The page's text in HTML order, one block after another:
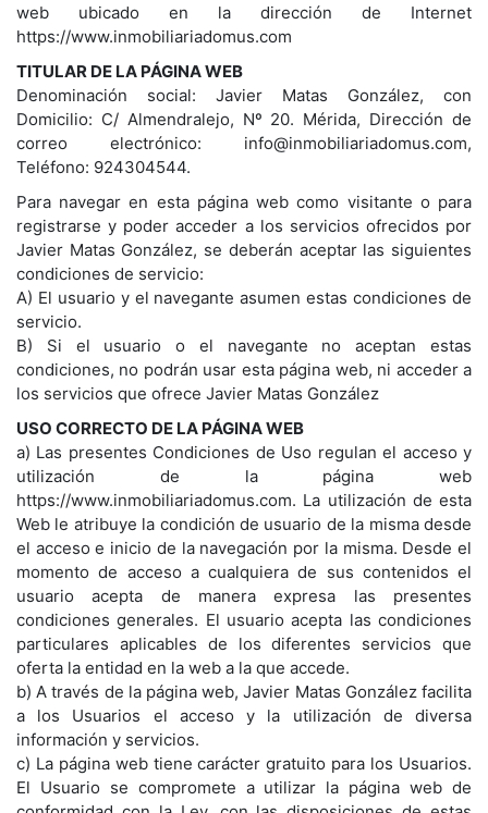
web ubicado en la dirección de Internet
https://www.inmobiliariadomus.com
TITULAR DE LA PÁGINA WEB
Denominación social: Javier Matas González, con
Domicilio: C/ Almendralejo, Nº 20. Mérida, Dirección de
correo electrónico: info@inmobiliariadomus.com,
Teléfono: 924304544.
Para navegar en esta página web como visitante o para
registrarse y poder acceder a los servicios ofrecidos por
Javier Matas González, se deberán aceptar las siguientes
condiciones de servicio:
A) El usuario y el navegante asumen estas condiciones de
servicio.
B) Si el usuario o el navegante no aceptan estas
condiciones, no podrán usar esta página web, ni acceder a
los servicios que ofrece Javier Matas González
USO CORRECTO DE LA PÁGINA WEB
a) Las presentes Condiciones de Uso regulan el acceso y
utilización de la página web
https://www.inmobiliariadomus.com. La utilización de esta
Web le atribuye la condición de usuario de la misma desde
el acceso e inicio de la navegación por la misma. Desde el
momento de acceso a cualquiera de sus contenidos el
usuario acepta de manera expresa las presentes
condiciones generales. El usuario acepta las condiciones
particulares aplicables de los diferentes servicios que
oferta la entidad en la web a la que accede.
b) A través de la página web, Javier Matas González facilita
a los Usuarios el acceso y la utilización de diversa
información y servicios.
c) La página web tiene carácter gratuito para los Usuarios.
El Usuario se compromete a utilizar la página web de